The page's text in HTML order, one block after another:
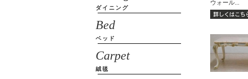
ウォール...
ダイニング
Bed
ベッド
Carpet
絨毯